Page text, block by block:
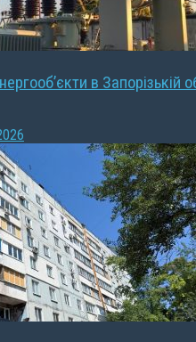
в Запорізькій